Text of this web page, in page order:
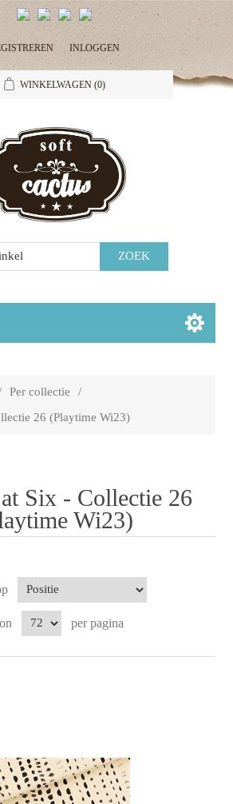
INLOGGEN
WINKELWAGEN (0)
Per collectie
/
26 (Playtime Wi23)
Six - Collectie 26
Wi23)
per pagina